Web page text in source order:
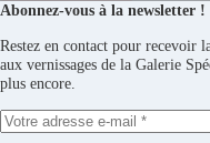
Abonnez-vous à la newsletter !
Restez en contact pour recevoir
aux vernissages de la Galerie
plus encore.